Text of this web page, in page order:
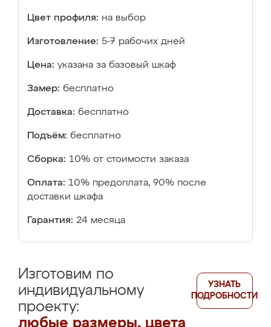
Цвет профиля: на выбор
Изготовление: 5-7 рабочих дней
Цена: указана за базовый шкаф
Замер: бесплатно
Доставка: бесплатно
Подъём: бесплатно
Сборка: 10% от стоимости заказа
Оплата: 10% предоплата, 90% после
доставки шкафа
Гарантия: 24 месяца
Изготовим по
индивидуальному
проекту:
любые размеры, цвета
УЗНАТЬ
ПОДРОБНОСТИ